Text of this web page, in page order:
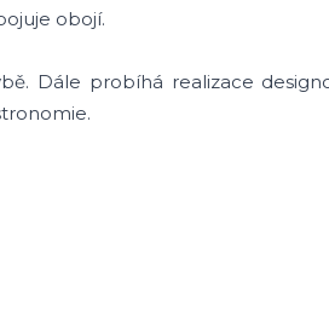
obojí.
Dále probíhá realizace